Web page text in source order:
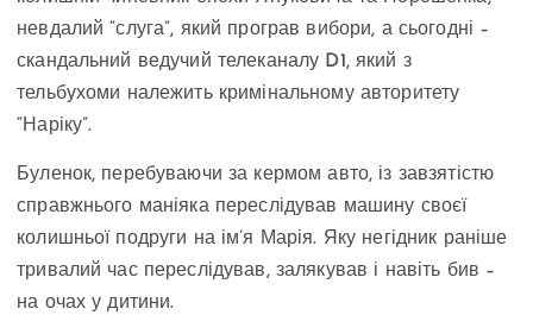
невдалий “слуга”, який програв вибори, а сьогодні –
скандальний ведучий телеканалу D1, який з
тельбухоми належить кримінальному авторитету
“Наріку”.
Буленок, перебуваючи за кермом авто, із завзятістю
справжнього маніяка переслідував машину своєї
колишньої подруги на ім’я Марія. Яку негідник раніше
тривалий час переслідував, залякував і навіть бив –
на очах у дитини.